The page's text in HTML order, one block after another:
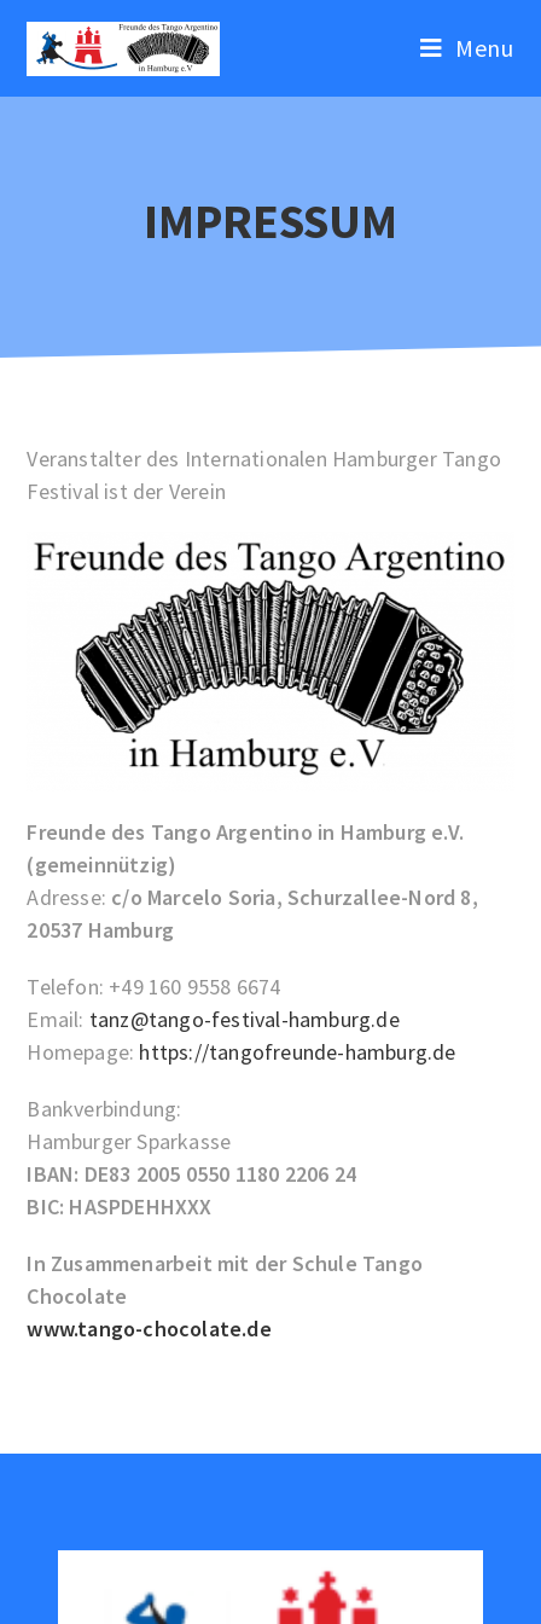
Menu
IMPRESSUM
Veranstalter des Internationalen Hamburger Tango
Festival ist der Verein
Freunde des Tango Argentino in Hamburg e.V.
(gemeinnützig)
Adresse: c/o Marcelo Soria,Schurzallee-Nord 8,
20537 Hamburg
Telefon: +49 160 9558 6674
Email: tanz@tango-festival-hamburg.de
Homepage: https://tangofreunde-hamburg.de
Bankverbindung:
Hamburger Sparkasse
IBAN: DE83 2005 0550 1180 2206 24
BIC: HASPDEHHXXX
In Zusammenarbeit mit der Schule Tango
Chocolate
www.tango-chocolate.de